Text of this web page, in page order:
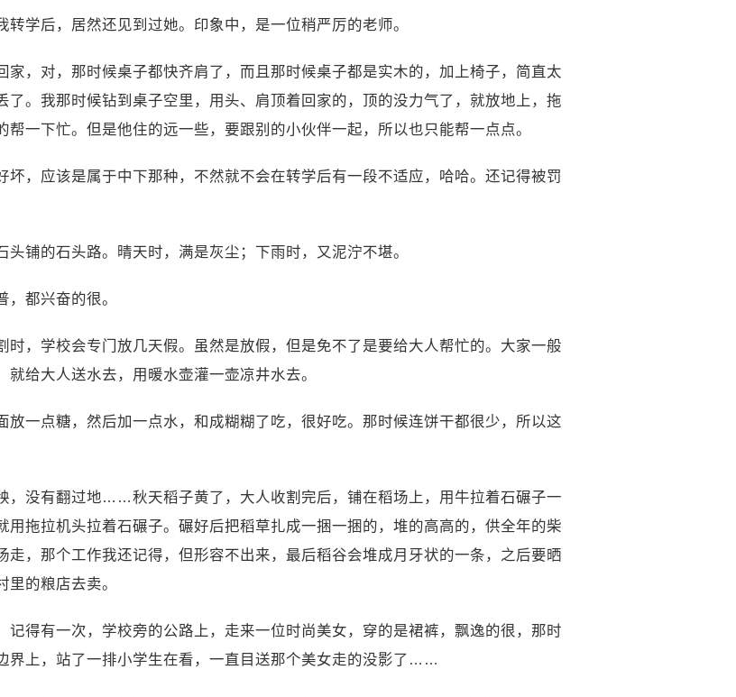
学后，居然还见到过她。印象中，是一位稍严厉的老师。
，对，那时候桌子都快齐肩了，而且那时候桌子都是实木的，加上椅子，简直太
。我那时候钻到桌子空里，用头、肩顶着回家的，顶的没力气了，就放地上，拖
一下忙。但是他住的远一些，要跟别的小伙伴一起，所以也只能帮一点点。
，应该是属于中下那种，不然就不会在转学后有一段不适应，哈哈。还记得被罚
铺的石头路。晴天时，满是灰尘；下雨时，又泥泞不堪。
都兴奋的很。
，学校会专门放几天假。虽然是放假，但是免不了是要给大人帮忙的。大家一般
给大人送水去，用暖水壶灌一壶凉井水去。
一点糖，然后加一点水，和成糊糊了吃，很好吃。那时候连饼干都很少，所以这
，没有翻过地……秋天稻子黄了，大人收割完后，铺在稻场上，用牛拉着石碾子一
用拖拉机头拉着石碾子。碾好后把稻草扎成一捆一捆的，堆的高高的，供全年的柴
，那个工作我还记得，但形容不出来，最后稻谷会堆成月牙状的一条，之后要晒
的粮店去卖。
记得有一次，学校旁的公路上，走来一位时尚美女，穿的是裙裤，飘逸的很，那时
界上，站了一排小学生在看，一直目送那个美女走的没影了……